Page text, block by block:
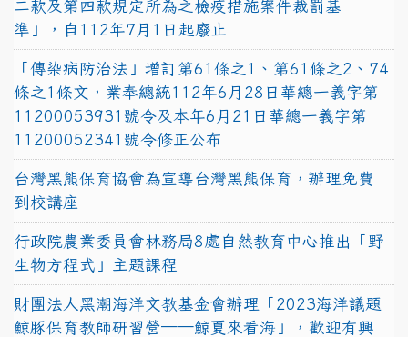
二款及第四款規定所為之檢疫措施案件裁罰基
準」，自112年7月1日起廢止
「傳染病防治法」增訂第61條之1、第61條之2、74
條之1條文，業奉總統112年6月28日華總一義字第
11200053931號令及本年6月21日華總一義字第
11200052341號令修正公布
台灣黑熊保育協會為宣導台灣黑熊保育，辦理免費
到校講座
行政院農業委員會林務局8處自然教育中心推出「野
生物方程式」主題課程
財團法人黑潮海洋文教基金會辦理「2023海洋議題
鯨豚保育教師研習營──鯨夏來看海」，歡迎有興